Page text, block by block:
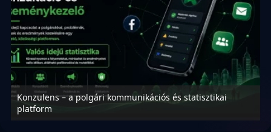
Konzulens – a polgári kommunikációs és statisztikai
platform